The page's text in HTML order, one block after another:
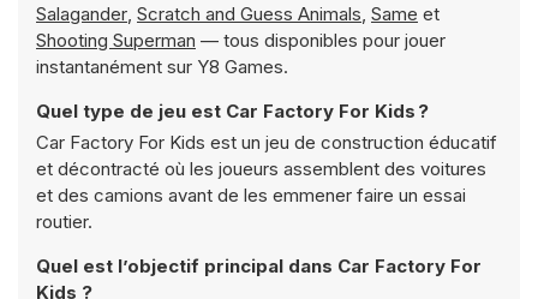
Salagander, Scratch and Guess Animals, Same et
Shooting Superman — tous disponibles pour jouer
instantanément sur Y8 Games.
Quel type de jeu est Car Factory For Kids ?
Car Factory For Kids est un jeu de construction éducatif
et décontracté où les joueurs assemblent des voitures
et des camions avant de les emmener faire un essai
routier.
Quel est l’objectif principal dans Car Factory For
Kids ?